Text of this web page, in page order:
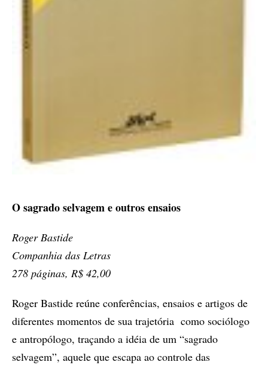
O sagrado selvagem e outros ensaios
Roger Bastide
Companhia das Letras
278 páginas, R$ 42,00
Roger Bastide reúne conferências, ensaios e artigos de
diferentes momentos de sua trajetória como sociólogo
e antropólogo, traçando a idéia de um “sagrado
selvagem”, aquele que escapa ao controle das